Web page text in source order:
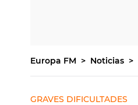
Europa FM Noticias
GRAVES DIFICULTADES